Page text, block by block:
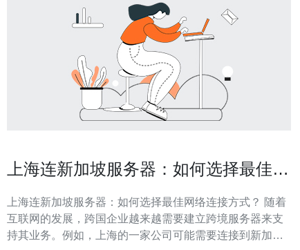
上海连新加坡服务器：如何选择最佳网
上海连新加坡服务器：如何选择最佳网络连接方式？ 随着
互联网的发展，跨国企业越来越需要建立跨境服务器来支
持其业务。例如，上海的一家公司可能需要连接到新加坡